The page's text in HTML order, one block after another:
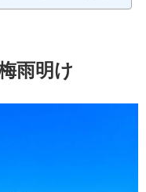
雨明け